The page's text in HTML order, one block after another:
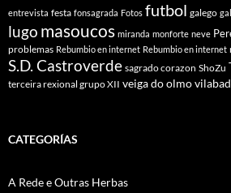
entrevista festa fonsagrada Fotos futbol galego
lugo masoucos miranda monforte neve
problemas Rebumbio en internet Rebumbio en internet
S.D. Castroverde sagrado corazon ShoZu
terceira rexional grupo XII veiga do olmo
CATEGORÍAS
A Rede e Outras Herbas